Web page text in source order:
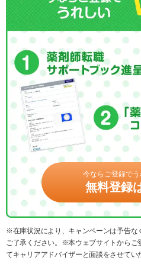
今ならご登録でう
無料登録
※在庫状況により、キャンペーンは予告な
ご了承ください。※本ウェブサイトからご
てキャリアアドバイザーと面談をさせてい